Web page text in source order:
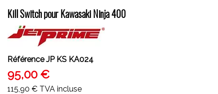
Kill Switch pour Kawasaki Ninja 400
Référence JP KS KA024
95,00 €
115,90 € TVA incluse